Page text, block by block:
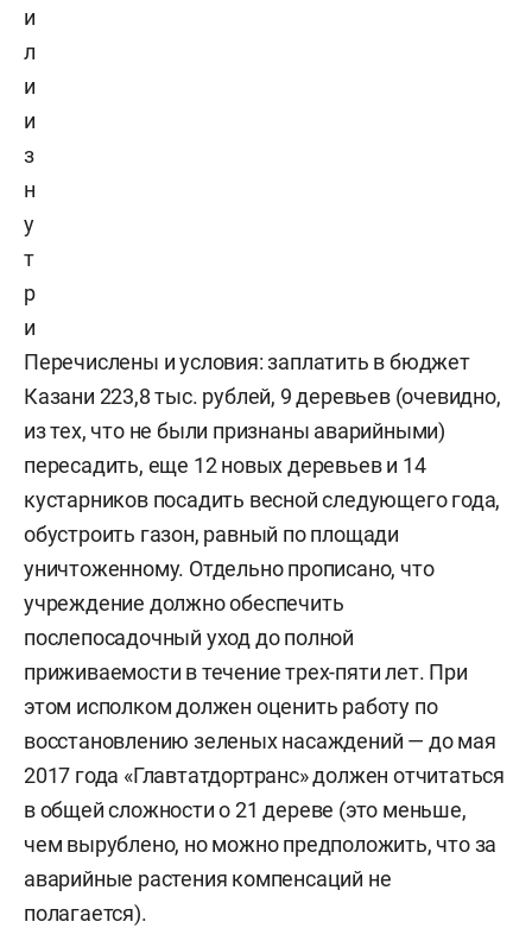
и
л
и
и
з
н
у
т
р
и
Перечислены и условия: заплатить в бюджет
Казани 223,8 тыс. рублей, 9 деревьев (очевидно,
из тех, что не были признаны аварийными)
пересадить, еще 12 новых деревьев и 14
кустарников посадить весной следующего года,
обустроить газон, равный по площади
уничтоженному. Отдельно прописано, что
учреждение должно обеспечить
послепосадочный уход до полной
приживаемости в течение трех-пяти лет. При
этом исполком должен оценить работу по
восстановлению зеленых насаждений — до мая
2017 года «Главтатдортранс» должен отчитаться
в общей сложности о 21 дереве (это меньше,
чем вырублено, но можно предположить, что за
аварийные растения компенсаций не
полагается).